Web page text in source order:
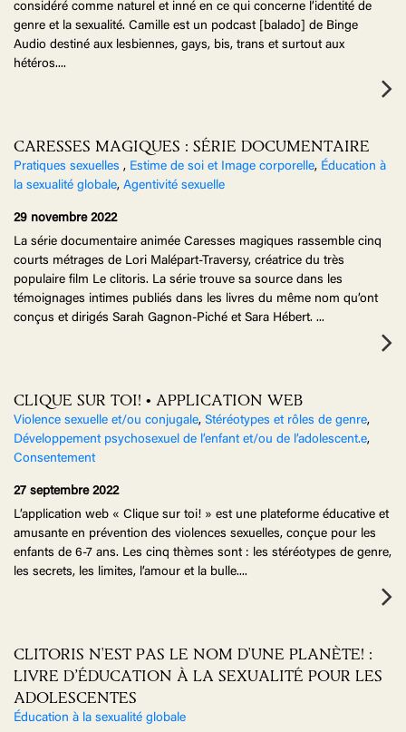
considéré comme naturel et inné en ce qui concerne l’identité de
genre et la sexualité. Camille est un podcast [balado] de Binge
Audio destiné aux lesbiennes, gays, bis, trans et surtout aux
hétéros....
CARESSES MAGIQUES : SÉRIE DOCUMENTAIRE
Pratiques sexuelles , Estime de soi et Image corporelle, Éducation à
la sexualité globale, Agentivité sexuelle
29 novembre 2022
La série documentaire animée Caresses magiques rassemble cinq
courts métrages de Lori Malépart-Traversy, créatrice du très
populaire film Le clitoris. La série trouve sa source dans les
témoignages intimes publiés dans les livres du même nom qu’ont
conçus et dirigés Sarah Gagnon-Piché et Sara Hébert. ...
CLIQUE SUR TOI! • APPLICATION WEB
Violence sexuelle et/ou conjugale, Stéréotypes et rôles de genre,
Développement psychosexuel de l’enfant et/ou de l’adolescent.e,
Consentement
27 septembre 2022
L’application web « Clique sur toi! » est une plateforme éducative et
amusante en prévention des violences sexuelles, conçue pour les
enfants de 6-7 ans. Les cinq thèmes sont : les stéréotypes de genre,
les secrets, les limites, l’amour et la bulle....
CLITORIS N'EST PAS LE NOM D'UNE PLANÈTE! :
LIVRE D’ÉDUCATION À LA SEXUALITÉ POUR LES
ADOLESCENTES
Éducation à la sexualité globale